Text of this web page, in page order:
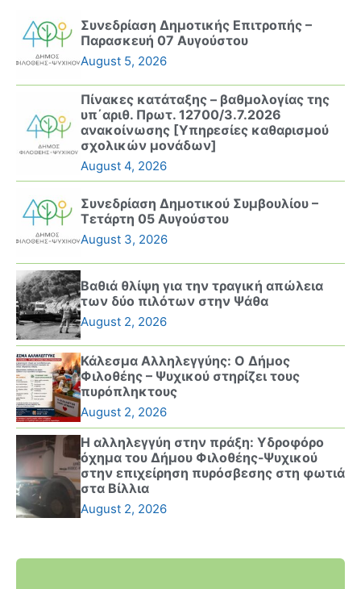
Συνεδρίαση Δημοτικής Επιτροπής –
Παρασκευή 07 Αυγούστου
August 5, 2026
Πίνακες κατάταξης – βαθμολογίας της
υπ΄αριθ. Πρωτ. 12700/3.7.2026
ανακοίνωσης [Υπηρεσίες καθαρισμού
σχολικών μονάδων]
August 4, 2026
Συνεδρίαση Δημοτικού Συμβουλίου –
Τετάρτη 05 Αυγούστου
August 3, 2026
Βαθιά θλίψη για την τραγική απώλεια
των δύο πιλότων στην Ψάθα
August 2, 2026
Κάλεσμα Αλληλεγγύης: Ο Δήμος
Φιλοθέης – Ψυχικού στηρίζει τους
πυρόπληκτους
August 2, 2026
Η αλληλεγγύη στην πράξη: Υδροφόρο
όχημα του Δήμου Φιλοθέης-Ψυχικού
στην επιχείρηση πυρόσβεσης στη φωτιά
στα Βίλλια
August 2, 2026